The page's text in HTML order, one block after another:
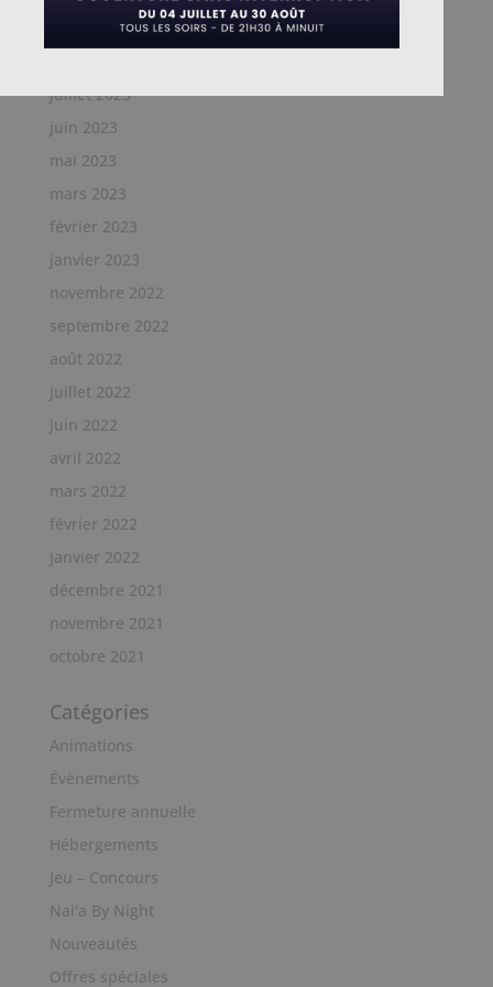
septembre 2023
juillet 2023
juin 2023
mai 2023
mars 2023
février 2023
janvier 2023
novembre 2022
septembre 2022
août 2022
juillet 2022
juin 2022
avril 2022
mars 2022
février 2022
janvier 2022
décembre 2021
novembre 2021
octobre 2021
Catégories
Animations
Évènements
Fermeture annuelle
Hébergements
Jeu – Concours
Nai'a By Night
Nouveautés
Offres spéciales